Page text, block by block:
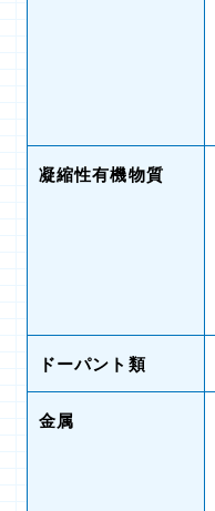
凝縮性有機物質
ドーパント類
金属